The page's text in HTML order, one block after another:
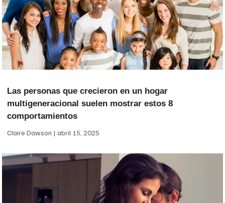
Las personas que crecieron en un hogar
multigeneracional suelen mostrar estos 8
comportamientos
Claire Dawson abril 15, 2025